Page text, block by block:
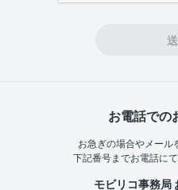
お電話での
お急ぎの場合やメール
下記番号までお電話に
モビリコ事務局